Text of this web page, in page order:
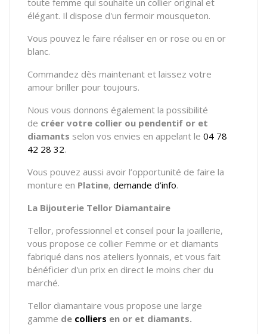
élégant. Il dispose d'un fermoir mousqueton.
Vous pouvez le faire réaliser en or rose ou en or
blanc.
Commandez dès maintenant et laissez votre
amour briller pour toujours.
Nous vous donnons également la possibilité
de créer votre collier ou pendentif or et
diamants selon vos envies en appelant le 04 78
42 28 32.
Vous pouvez aussi avoir l’opportunité de faire la
monture en Platine, demande d’info.
La Bijouterie Tellor Diamantaire
Tellor, professionnel et conseil pour la joaillerie,
vous propose ce collier Femme or et diamants
fabriqué dans nos ateliers lyonnais, et vous fait
bénéficier d'un prix en direct le moins cher du
marché.
Tellor diamantaire vous propose une large
gamme de colliers en or et diamants.